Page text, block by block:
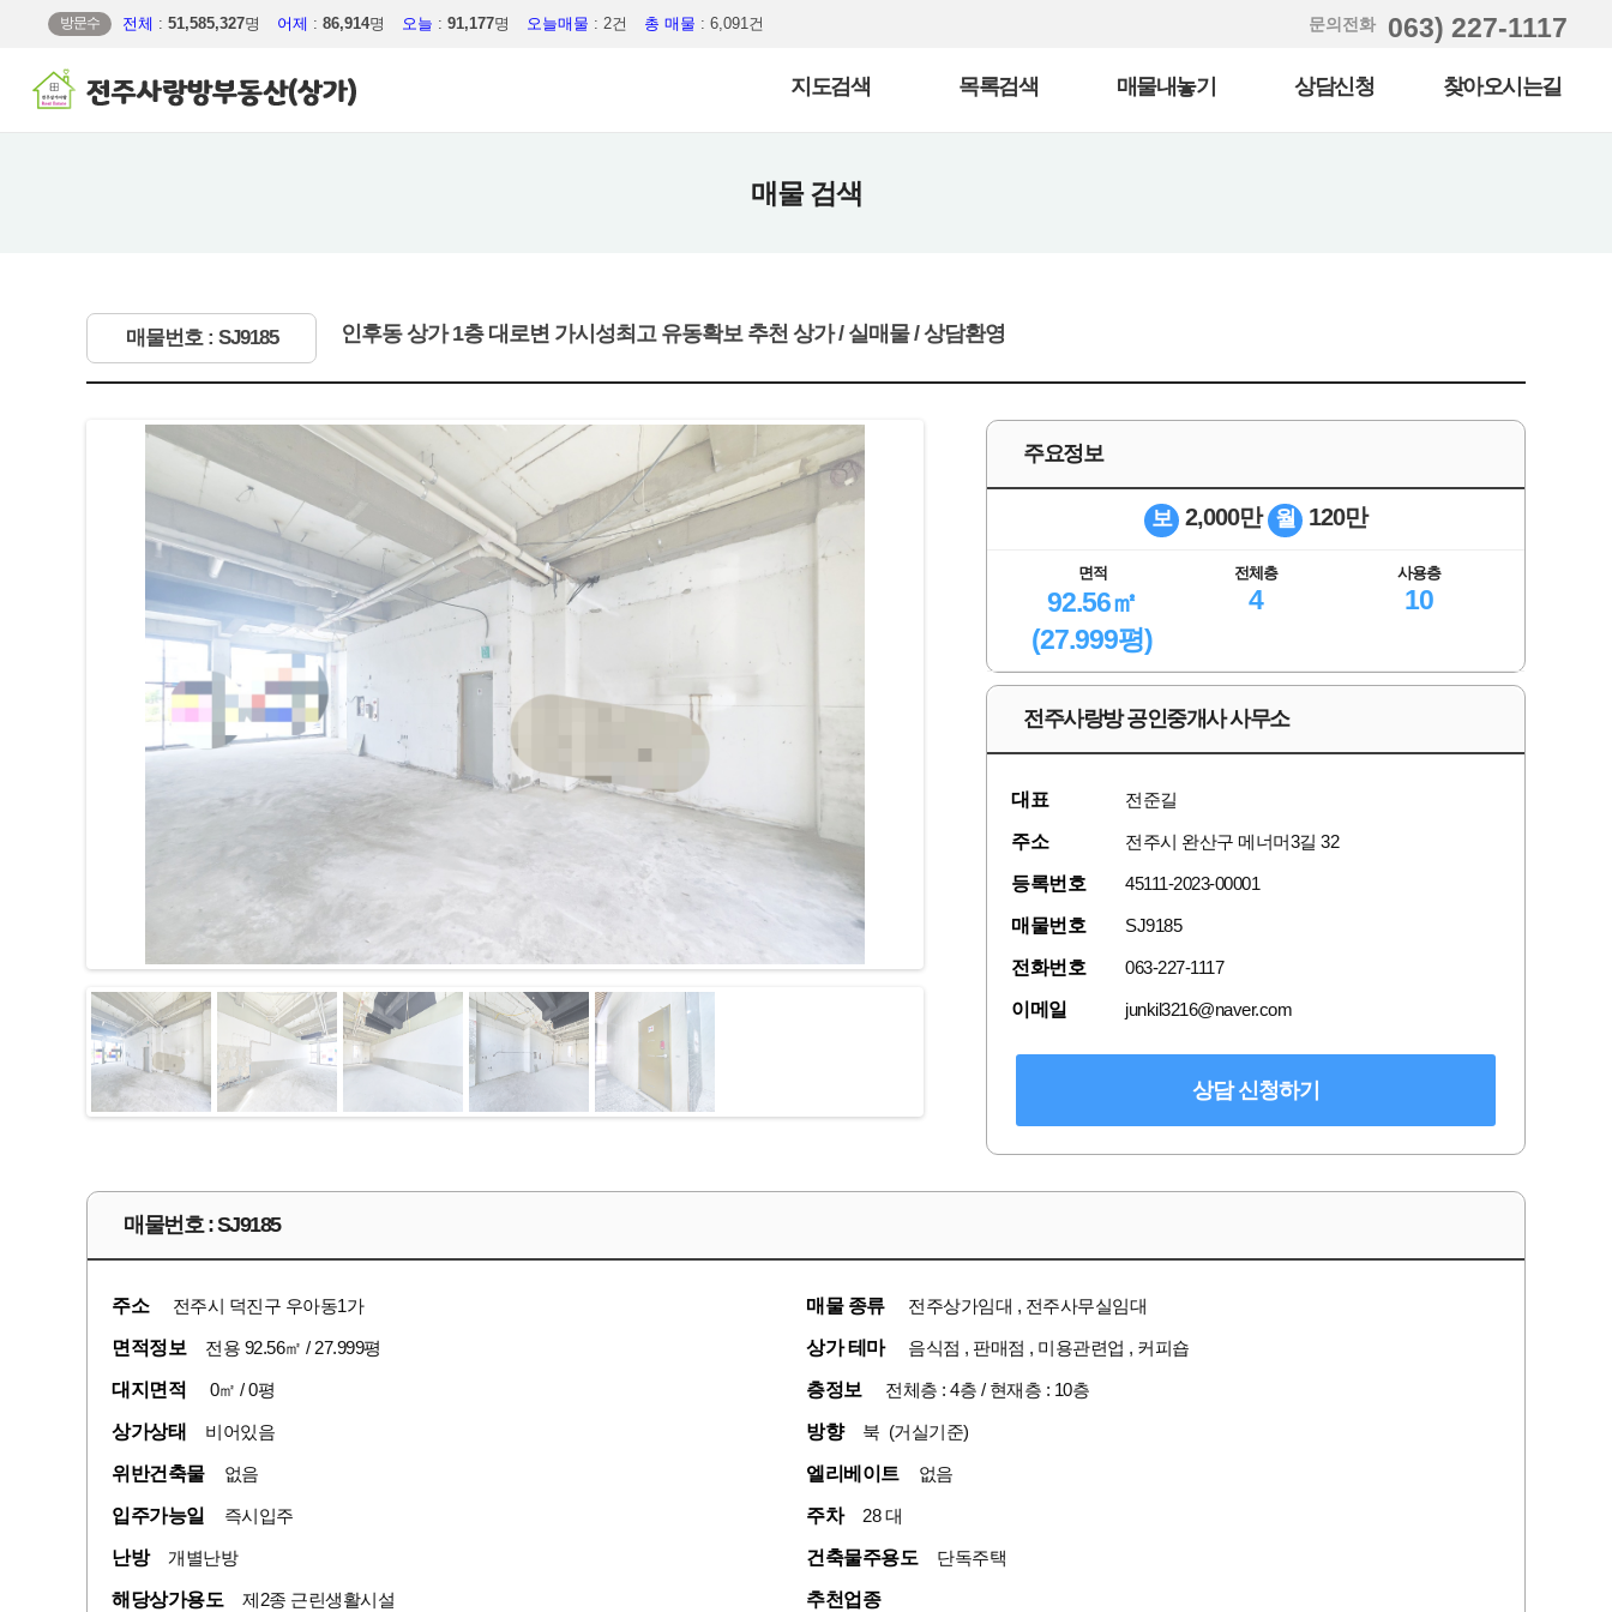
방문수 전체 : 51,585,327명 어제 : 86,914명 오늘 : 91,177명 오늘매물 : 2건 총 매물 : 6,091건 문의전화 063) 227-1117
지도검색 목록검색 매물내놓기 상담신청 찾아오시는길
매물 검색
매물번호 : SJ9185 인후동 상가 1층 대로변 가시성최고 유동확보 추천 상가 / 실매물 / 상담환영
주요정보
보 2,000만 월 120만
면적
92.56㎡
(27.999평)
전체층
4
사용층
10
전주사랑방 공인중개사 사무소
대표 전준길
주소 전주시 완산구 메너머3길 32
등록번호 45111-2023-00001
매물번호 SJ9185
전화번호 063-227-1117
이메일 junkil3216@naver.com
상담 신청하기
매물번호 : SJ9185
주소 전주시 덕진구 우아동1가 매물 종류 전주상가임대 , 전주사무실임대
면적정보 전용 92.56㎡ / 27.999평 상가 테마 음식점 , 판매점 , 미용관련업 , 커피숍
대지면적 0㎡ / 0평 층정보 전체층 : 4층 / 현재층 : 10층
상가상태 비어있음 방향 북 (거실기준)
위반건축물 없음 엘리베이트 없음
입주가능일 즉시입주 주차 28 대
난방 개별난방 건축물주용도 단독주택
해당상가용도 제2종 근린생활시설 추천업종